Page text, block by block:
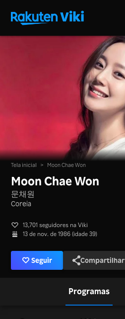
Tela inicial > Moon Chae Won
Moon Chae Won
문채원
Coreia
13,701 seguidores na Viki
13 de nov. de 1986 (idade 39)
Seguir Compartilhar
Programas